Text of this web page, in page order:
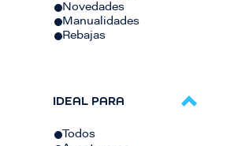
Novedades
Manualidades
Rebajas
IDEAL PARA
Todos